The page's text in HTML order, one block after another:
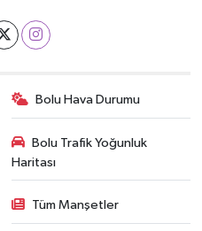
Bolu Hava Durumu
Bolu Trafik Yoğunluk
Haritası
Tüm Manşetler